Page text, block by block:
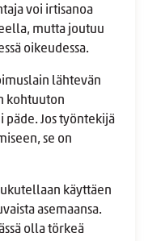
voi irtisanoa
mutta joutuu
oikeudessa.
lähtevän
kohtuuton
päde. Jos työntekijä
se on
käyttäen
asemaansa.
olla törkeä